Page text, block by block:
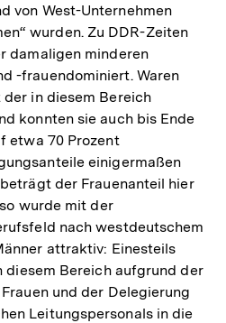
der
Fußnote
von West-Unternehmen
wurden. Zu DDR-Zeiten
damaligen minderen
-frauendominiert. Waren
in diesem Bereich
konnten sie auch bis Ende
etwa 70 Prozent
einigermaßen
der Frauenanteil hier
wurde mit der
nach westdeutschem
attraktiv: Einesteils
diesem Bereich aufgrund der
und der Delegierung
Leitungspersonals in die